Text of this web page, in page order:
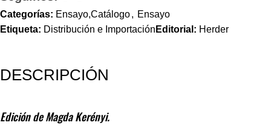
Categorías: Ensayo,Catálogo, Ensayo
Etiqueta: Distribución e Importación Editorial: Herder
DESCRIPCIÓN
Edición de Magda Kerényi.